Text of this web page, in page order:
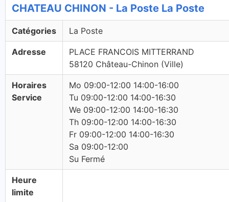
CHATEAU CHINON - La Poste La Poste
Catégories La Poste
Adresse
PLACE FRANCOIS MITTERRAND
58120 Château-Chinon (Ville)
Horaires
Service
Mo 09:00-12:00 14:00-16:00
Tu 09:00-12:00 14:00-16:30
We 09:00-12:00 14:00-16:30
Th 09:00-12:00 14:00-16:30
Fr 09:00-12:00 14:00-16:30
Sa 09:00-12:00
Su Fermé
Heure
limite